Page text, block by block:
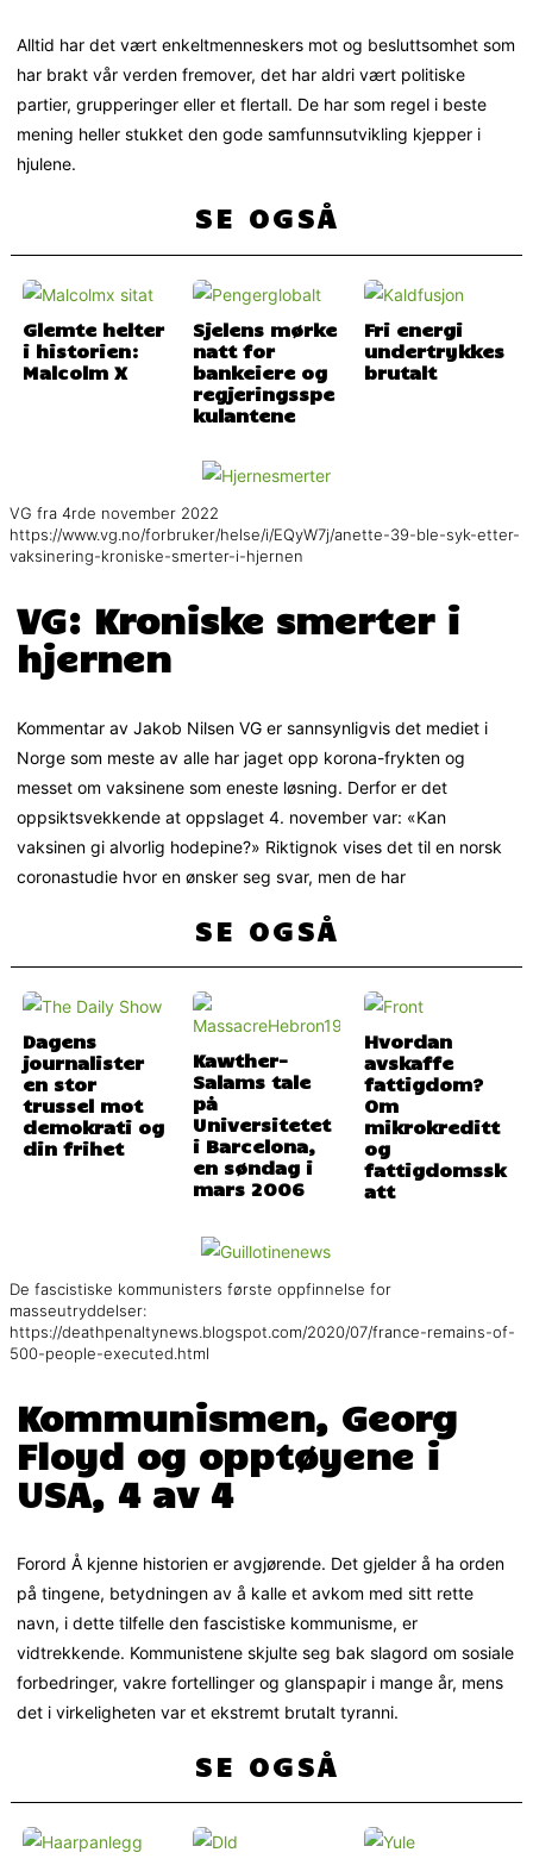
Alltid har det vært enkeltmenneskers mot og besluttsomhet som
har brakt vår verden fremover, det har aldri vært politiske
partier, grupperinger eller et flertall. De har som regel i beste
mening heller stukket den gode samfunnsutvikling kjepper i
hjulene.
SE OGSÅ
Glemte helter
i historien:
Malcolm X
Sjelens mørke
natt for
bankeiere og
regjeringsspe
kulantene
Fri energi
undertrykkes
brutalt
VG fra 4rde november 2022
https://www.vg.no/forbruker/helse/i/EQyW7j/anette-39-ble-syk-etter-
vaksinering-kroniske-smerter-i-hjernen
VG: Kroniske smerter i
hjernen
Kommentar av Jakob Nilsen VG er sannsynligvis det mediet i
Norge som meste av alle har jaget opp korona-frykten og
messet om vaksinene som eneste løsning. Derfor er det
oppsiktsvekkende at oppslaget 4. november var: «Kan
vaksinen gi alvorlig hodepine?» Riktignok vises det til en norsk
coronastudie hvor en ønsker seg svar, men de har
SE OGSÅ
Dagens
journalister
en stor
trussel mot
demokrati og
din frihet
Kawther-
Salams tale
på
Universitetet
i Barcelona,
en søndag i
mars 2006
Hvordan
avskaffe
fattigdom?
Om
mikrokreditt
og
fattigdomssk
att
De fascistiske kommunisters første oppfinnelse for
masseutryddelser:
https://deathpenaltynews.blogspot.com/2020/07/france-remains-of-
500-people-executed.html
Kommunismen, Georg
Floyd og opptøyene i
USA, 4 av 4
Forord Å kjenne historien er avgjørende. Det gjelder å ha orden
på tingene, betydningen av å kalle et avkom med sitt rette
navn, i dette tilfelle den fascistiske kommunisme, er
vidtrekkende. Kommunistene skjulte seg bak slagord om sosiale
forbedringer, vakre fortellinger og glanspapir i mange år, mens
det i virkeligheten var et ekstremt brutalt tyranni.
SE OGSÅ